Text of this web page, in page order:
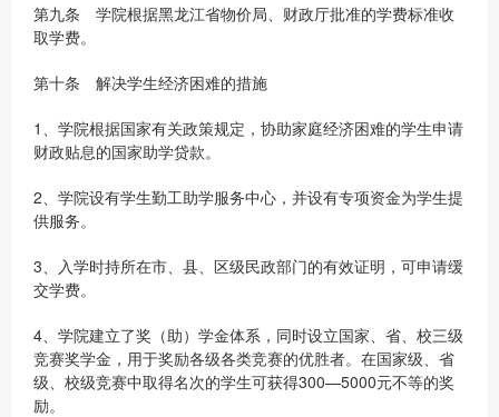
第九条 学院根据黑龙江省物价局、财政厅批准的学费标准收
取学费。
第十条 解决学生经济困难的措施
1、学院根据国家有关政策规定，协助家庭经济困难的学生申请
财政贴息的国家助学贷款。
2、学院设有学生勤工助学服务中心，并设有专项资金为学生提
供服务。
3、入学时持所在市、县、区级民政部门的有效证明，可申请缓
交学费。
4、学院建立了奖（助）学金体系，同时设立国家、省、校三级
竞赛奖学金，用于奖励各级各类竞赛的优胜者。在国家级、省
级、校级竞赛中取得名次的学生可获得300—5000元不等的奖
励。